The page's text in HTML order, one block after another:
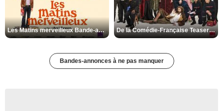
Les Matins merveilleux Bande-annonce VF De la Comédie-Française Teaser VF
Bandes-annonces à ne pas manquer